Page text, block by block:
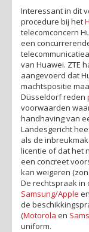
Interessant in dit
procedure bij het
telecomconcern
een
van Huawei. ZTE
aangevoerd dat
machtspositie
Düsseldorf reden
voorwaarden
handhaving van
Landesgericht
als de
licentie of dat het
een concreet
kan weigeren
De rechtspraak in
Samsung/Apple en
de
(Motorola en
uniform.